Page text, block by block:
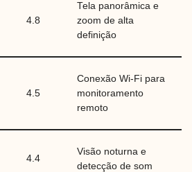
4.8
Tela panorâmica e
zoom de alta
definição
4.5
Conexão Wi-Fi para
monitoramento
remoto
4.4
Visão noturna e
detecção de som